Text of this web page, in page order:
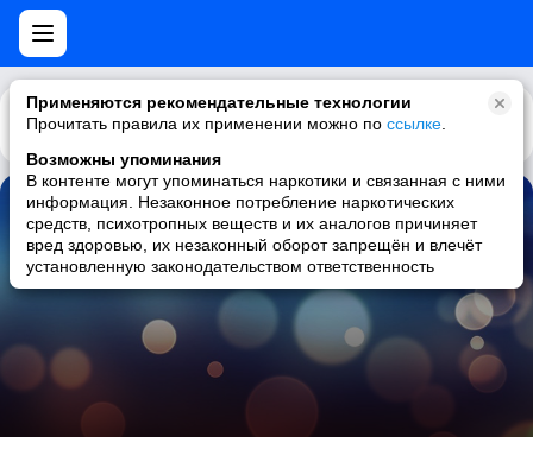
Применяются рекомендательные технологии
Прочитать правила их применении можно по ссылке
Возможны упоминания
В контенте могут упоминаться наркотики и связанная с ними
информация. Незаконное потребление наркотических
средств, психотропных веществ и их аналогов причиняет
вред здоровью, их незаконный оборот запрещён и влечёт
установленную законодательством ответственность
Каталог Рекомендации
Baraye To
Shahab Tiam